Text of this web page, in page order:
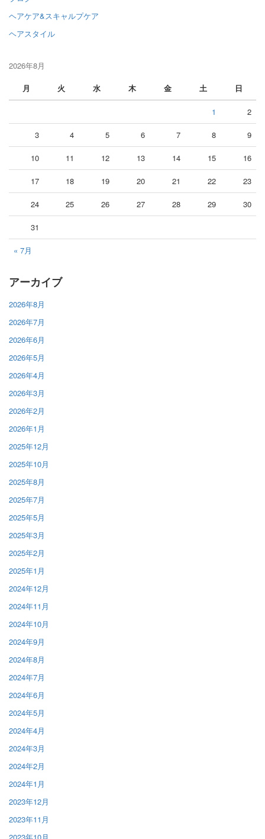
ヘアケア&スキャルプケア
ヘアスタイル
2026年8月
月
火 水 木 金 土 日
« 7月
1 2
3 4 5 6 7 8 9
10 11 12 13 14 15 16
17 18 19 20 21 22 23
24 25 26 27 28 29 30
31
アーカイブ
2026年8月
2026年7月
2026年6月
2026年5月
2026年4月
2026年3月
2026年2月
2026年1月
2025年12月
2025年10月
2025年8月
2025年7月
2025年5月
2025年3月
2025年2月
2025年1月
2024年12月
2024年11月
2024年10月
2024年9月
2024年8月
2024年7月
2024年6月
2024年5月
2024年4月
2024年3月
2024年2月
2024年1月
2023年12月
2023年11月